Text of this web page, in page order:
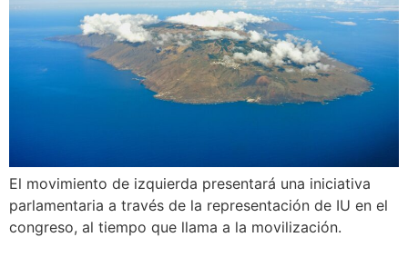
El movimiento de izquierda presentará una iniciativa
parlamentaria a través de la representación de IU en el
congreso, al tiempo que llama a la movilización.